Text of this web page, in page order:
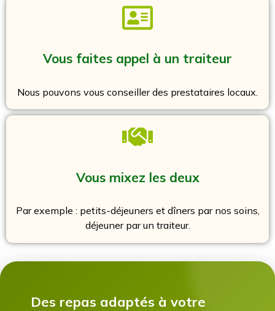
Vous faites appel à un traiteur
Nous pouvons vous conseiller des prestataires locaux.
Vous mixez les deux
Par exemple : petits-déjeuners et dîners par nos soins,
déjeuner par un traiteur.
Des repas adaptés à votre